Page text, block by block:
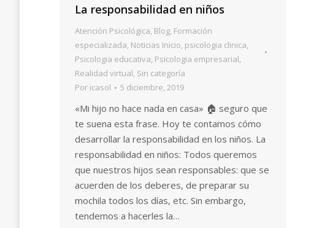
La responsabilidad en niños
Atención Psicológica, Blog, Formación
especializada, Noticias Inicio, psicologia clinica,
Psicologia educativa, Psicologia empresarial,
Realidad virtual, Sin categoría
Por icasol 5 diciembre, 2019
«Mi hijo no hace nada en casa» 🏠 seguro que
te suena esta frase. Hoy te contamos cómo
desarrollar la responsabilidad en los niños. La
responsabilidad en niños: Todos queremos
que nuestros hijos sean responsables: que se
acuerden de los deberes, de preparar su
mochila todos los días, etc. Sin embargo,
tendemos a hacerles la…